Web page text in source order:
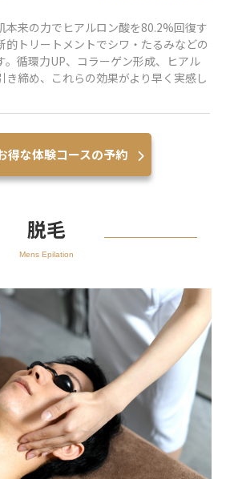
本来の力でヒアルロン酸を80.2%回復す
的トリートメントでシワ・たるみなどの
。循環力UP、コラーゲン形成、ヒアル
き締め、これらの効果がより早く実感し
得な体験コースの予約
脱毛